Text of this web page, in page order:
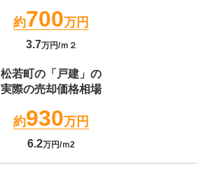
約700万円
3.7万円/ｍ２
松若町の「戸建」の
実際の売却価格相場
約930万円
6.2万円/ｍ2